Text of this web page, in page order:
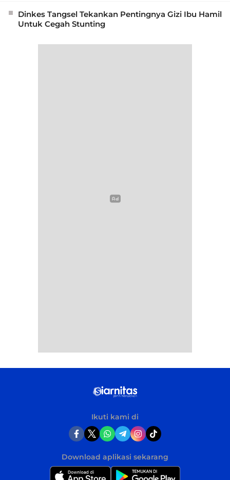
Dinkes Tangsel Tekankan Pentingnya Gizi Ibu Hamil
Untuk Cegah Stunting
Ikuti kami di
Download aplikasi sekarang